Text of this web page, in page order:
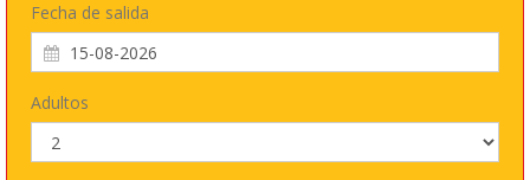
Fecha de salida
Adultos